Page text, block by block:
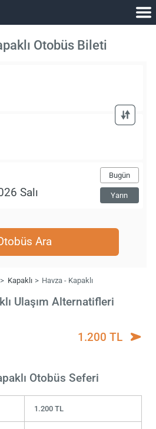
Otobüs Bileti
Bugün
Yarın
Ara
Kapaklı Havza - Kapaklı
Ulaşım Alternatifleri
1.200 TL
Otobüs Seferi
1.200 TL